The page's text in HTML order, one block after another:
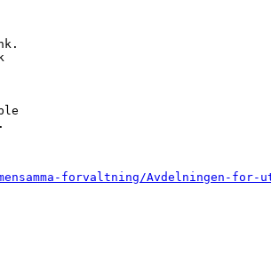
forvaltning/Avdelningen-